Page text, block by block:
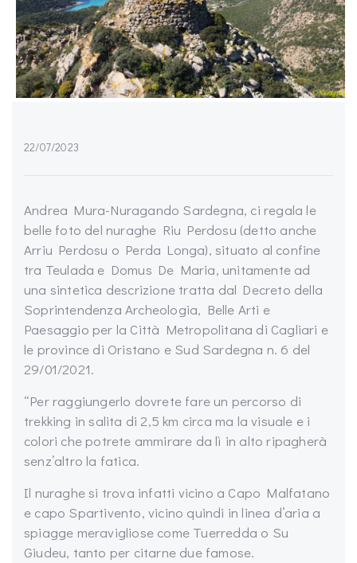
22/07/2023
Andrea Mura-Nuragando Sardegna, ci regala le
belle foto del nuraghe Riu Perdosu (detto anche
Arriu Perdosu o Perda Longa), situato al confine
tra Teulada e Domus De Maria, unitamente ad
una sintetica descrizione tratta dal Decreto della
Soprintendenza Archeologia, Belle Arti e
Paesaggio per la Città Metropolitana di Cagliari e
le province di Oristano e Sud Sardegna n. 6 del
29/01/2021.
“Per raggiungerlo dovrete fare un percorso di
trekking in salita di 2,5 km circa ma la visuale e i
colori che potrete ammirare da lì in alto ripagherà
senz’altro la fatica.
Il nuraghe si trova infatti vicino a Capo Malfatano
e capo Spartivento, vicino quindi in linea d’aria a
spiagge meravigliose come Tuerredda o Su
Giudeu, tanto per citarne due famose.